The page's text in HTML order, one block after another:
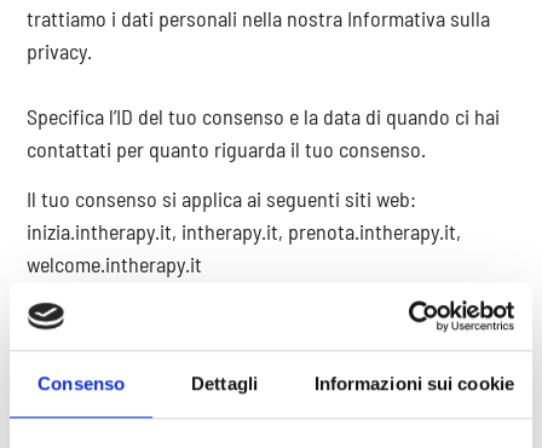
Consenso Dettagli Informazioni sui cookie
trattiamo i dati personali nella nostra Informativa sulla
privacy.
Specifica l’ID del tuo consenso e la data di quando ci hai
contattati per quanto riguarda il tuo consenso.
Il tuo consenso si applica ai seguenti siti web:
inizia.intherapy.it, intherapy.it, prenota.intherapy.it,
welcome.intherapy.it
Il tuo stato attuale: Rifiuta.
Modifica consenso